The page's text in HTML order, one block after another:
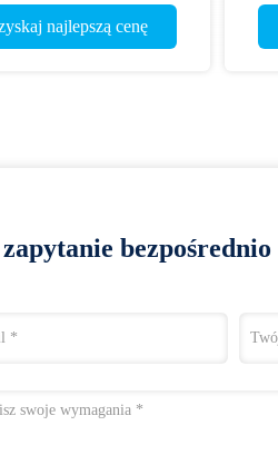
720-B
najlepszą cenę
bezpośrednio